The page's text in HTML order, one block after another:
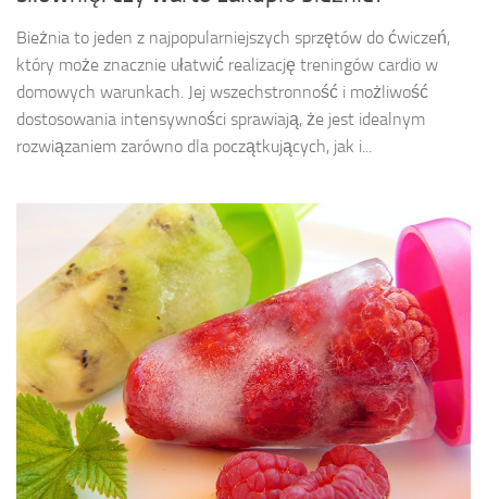
Bieżnia to jeden z najpopularniejszych sprzętów do ćwiczeń,
który może znacznie ułatwić realizację treningów cardio w
domowych warunkach. Jej wszechstronność i możliwość
dostosowania intensywności sprawiają, że jest idealnym
rozwiązaniem zarówno dla początkujących, jak i...